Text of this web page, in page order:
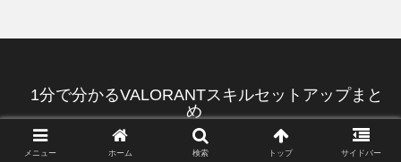
1分で分かるVALORANTスキルセットアップまと
め
© 2023 1分で分かるVALORANTスキルセットアップまとめ.
メニュー ホーム 検索 トップ サイドバー